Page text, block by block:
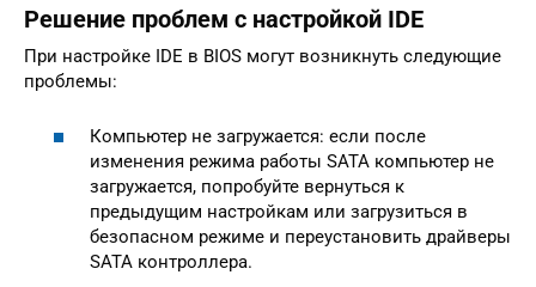
Решение проблем с настройкой IDE
При настройке IDE в BIOS могут возникнуть следующие
проблемы:
Компьютер не загружается: если после
изменения режима работы SATA компьютер не
загружается, попробуйте вернуться к
предыдущим настройкам или загрузиться в
безопасном режиме и переустановить драйверы
SATA контроллера.